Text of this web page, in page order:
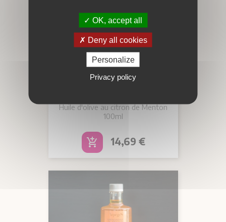
HUILE D'OLIVE CITRON
Huile d'olive au citron de Menton
100ml
add_shopping_cart Prix
14,69 €
OK, accept all
Deny all cookies
Personalize
Privacy policy